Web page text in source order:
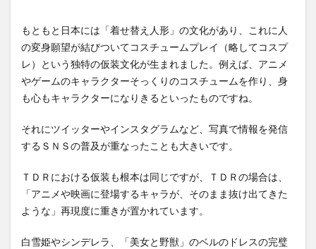
もともと日本には「着せ替え人形」の文化があり、これに人
の変身願望が結びついてコスチュームプレイ（略してコスプ
レ）という独特の仮装文化が生まれました。例えば、アニメ
やゲームのキャラクターそっくりのコスチュームを作り、身
も心もキャラクターになりきるといったものですね。
それにツイッターやインスタグラムなど、写真で情報を発信
するＳＮＳの普及が重なったことも大きいです。
ＴＤＲにおける仮装も根本は同じですが、ＴＤＲの場合は、
「アニメや映画に登場するキャラが、そのまま抜け出てきた
ような」再現度に重きが置かれています。
白雪姫やシンデレラ、「美女と野獣」のベルのドレスの完璧